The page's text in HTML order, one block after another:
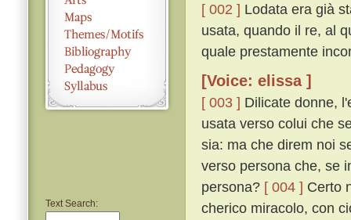
Text Search:
[ 002 ] Lodata era già
usata, quando il re, al
quale prestamente
[Voice: elissa ]
[ 003 ] Dilicate donne,
usata verso colui che
sia: ma che direm noi
verso persona che, se
persona? [ 004 ] Certo
cherico miracolo, con